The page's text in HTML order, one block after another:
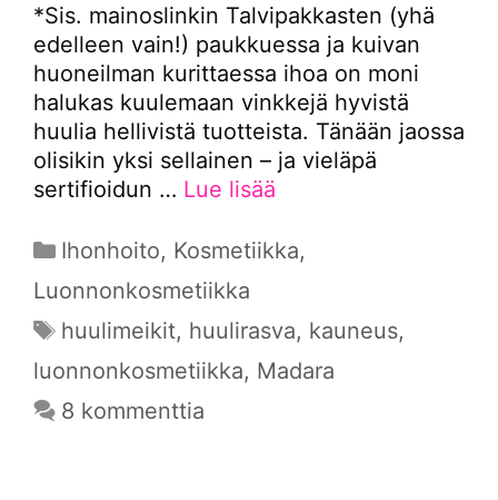
*Sis. mainoslinkin Talvipakkasten (yhä
edelleen vain!) paukkuessa ja kuivan
huoneilman kurittaessa ihoa on moni
halukas kuulemaan vinkkejä hyvistä
huulia hellivistä tuotteista. Tänään jaossa
olisikin yksi sellainen – ja vieläpä
sertifioidun … Lue lisää
Kategoriat
Ihonhoito, Kosmetiikka,
Luonnonkosmetiikka
Avainsanat
huulimeikit, huulirasva, kauneus,
luonnonkosmetiikka, Madara
8 kommenttia